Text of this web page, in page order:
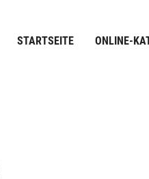
STARTSEITE ONLINE-